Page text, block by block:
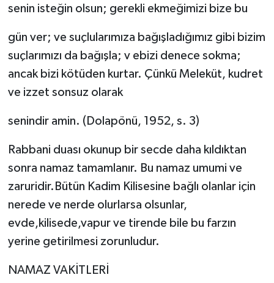
senin isteğin olsun; gerekli ekmeğimizi bize bu
gün ver; ve suçlularımıza bağışladığımız gibi bizim
suçlarımızı da bağışla; v ebizi denece sokma;
ancak bizi kötüden kurtar. Çünkü Meleküt, kudret
ve izzet sonsuz olarak
senindir amin. (Dolapönü, 1952, s. 3)
Rabbani duası okunup bir secde daha kıldıktan
sonra namaz tamamlanır. Bu namaz umumi ve
zaruridir.Bütün Kadim Kilisesine bağlı olanlar için
nerede ve nerde olurlarsa olsunlar,
evde,kilisede,vapur ve tirende bile bu farzın
yerine getirilmesi zorunludur.
NAMAZ VAKİTLERİ